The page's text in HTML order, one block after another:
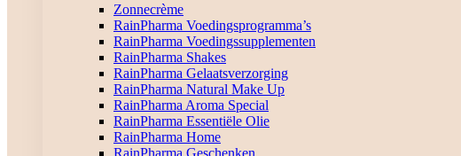
Zonnecrème
RainPharma Voedingsprogramma’s
RainPharma Voedingssupplementen
RainPharma Shakes
RainPharma Gelaatsverzorging
RainPharma Natural Make Up
RainPharma Aroma Special
RainPharma Essentiële Olie
RainPharma Home
RainPharma Geschenken